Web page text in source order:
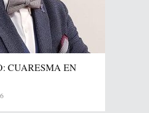
CUARESMA EN